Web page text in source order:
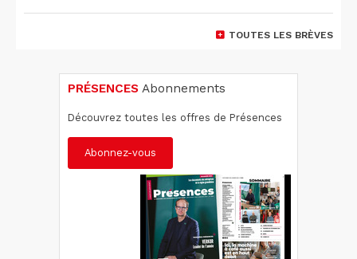
TOUTES LES BRÈVES
PRÉSENCES Abonnements
Découvrez toutes les offres de Présences
Abonnez-vous